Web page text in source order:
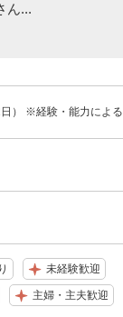
ん...
） ※経験・能力による
未経験歓迎
主婦・主夫歓迎